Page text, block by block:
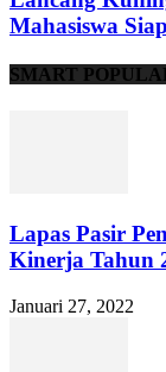
Mahasiswa
SMART
Lapas Pasir
Kinerja Tahun
Januari 27, 2022